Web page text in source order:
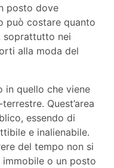
posto dove
può costare quanto
soprattutto nei
alla moda del
in quello che viene
Quest’area
essendo di
e inalienabile.
del tempo non si
o un posto